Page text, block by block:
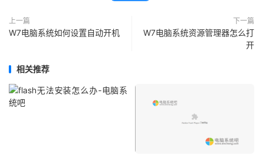
上一篇
W7电脑系统如何设置自动开机
下一篇
W7电脑系统资源管理器怎么打
开
相关推荐